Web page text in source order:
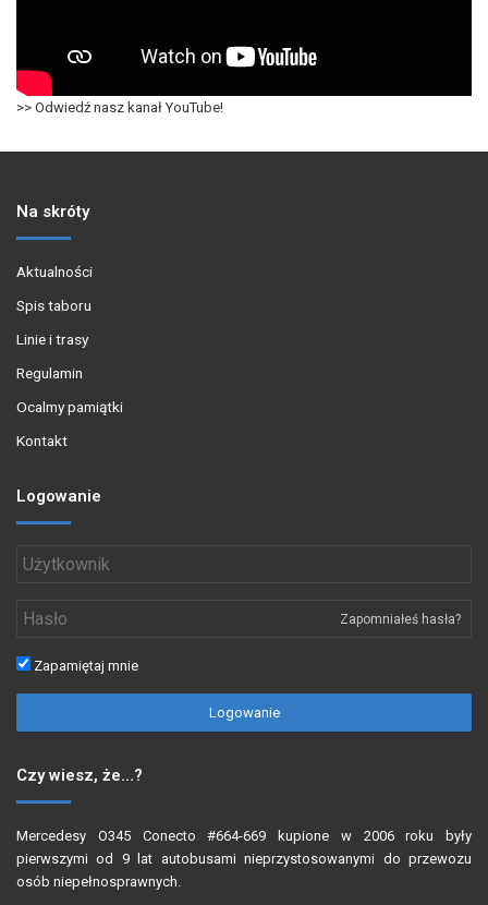
>> Odwiedź nasz kanał YouTube!
Na skróty
Aktualności
Spis taboru
Linie i trasy
Regulamin
Ocalmy pamiątki
Kontakt
Logowanie
Zapomniałeś hasła?
Zapamiętaj mnie
Logowanie
Czy wiesz, że…?
Mercedesy O345 Conecto #664-669 kupione w 2006 roku były
pierwszymi od 9 lat autobusami nieprzystosowanymi do przewozu
osób niepełnosprawnych.